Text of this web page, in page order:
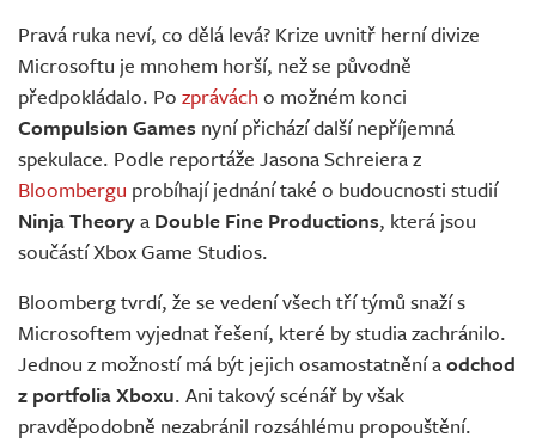
Živě
Pravá ruka neví, co dělá levá? Krize uvnitř herní divize
Microsoftu je mnohem horší, než se původně
předpokládalo. Po zprávách o možném konci
Compulsion Games nyní přichází další nepříjemná
spekulace. Podle reportáže Jasona Schreiera z
Bloombergu probíhají jednání také o budoucnosti studií
Ninja Theorya Double Fine Productions, která jsou
součástí Xbox Game Studios.
Bloomberg tvrdí, že se vedení všech tří týmů snaží s
Microsoftem vyjednat řešení, které by studia zachránilo.
Jednou z možností má být jejich osamostatnění aodchod
z portfolia Xboxu. Ani takový scénář by však
pravděpodobně nezabránil rozsáhlému propouštění.